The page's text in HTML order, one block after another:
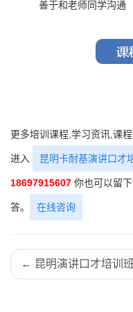
善于和老师同学沟通
更多培训课程,学习资讯,课
进入 昆明卡耐基演讲口才
18697915607 你也可以留
答。 在线咨询
← 昆明演讲口才培训班